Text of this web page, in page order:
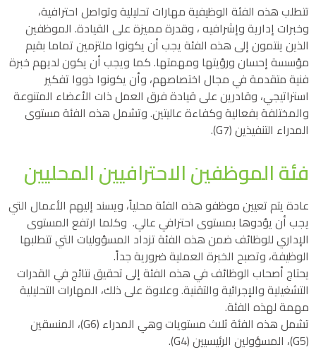
تتطلب هذه الفئة الوظيفية مهارات تحليلية وتواصل احترافية،
وخبرات إدارية وإشرافيه ، وقدرة مميزة على القيادة. الموظفين
الذين ينتمون إلى هذه الفئة يجب أن يكونوا ملتزمين تماما بقيم
مؤسسة إحسان ورؤيتها ومهمتها. كما ويجب أن يكون لديهم خبرة
فنية متقدمة في مجال اختصاصهم، وأن يكونوا ذووا تفكير
استراتيجي، وقادرين على قيادة فرق العمل ذات الأعضاء المتنوعة
والمختلفة بفعالية وكفاءة عاليتين. وتشمل هذه الفئة مستوى
المدراء التنفيذين (G7).
فئة الموظفين الاحترافيين المحليين
عادة يتم تعيين موظفو هذه الفئة محلياً، ويسند إليهم الأعمال التي
يجب أن يؤدوها بمستوى احترافي عالي. وكلما ارتفع المستوى
الإداري للوظائف ضمن هذه الفئة تزداد المسؤوليات التي تتطلبها
الوظيفة، وتصبح الخبرة العملية ضرورية جداً.
يحتاج أصحاب الوظائف في هذه الفئة إلى تحقيق نتائج في القدرات
التشغيلية والإجرائية والتقنية. وعلاوة على ذلك، المهارات التحليلية
مهمة لهذه الفئة.
تشمل هذه الفئة ثلاث مستويات وهي المدراء (G6)، المنسقين
(G5)، المسؤولين الرئيسيين (G4).